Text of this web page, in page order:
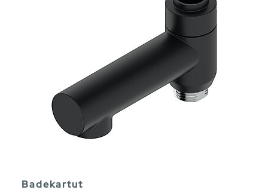
Badekartut